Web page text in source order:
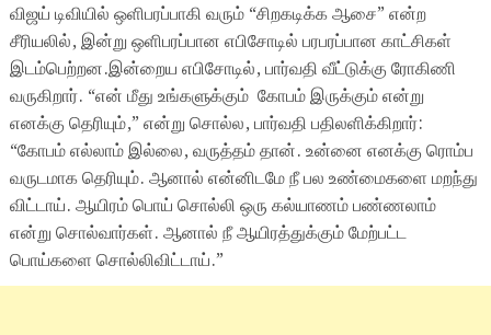
விஜய் டிவியில் ஒளிபரப்பாகி வரும் “சிறகடிக்க ஆசை” என்ற
சீரியலில், இன்று ஒளிபரப்பான எபிசோடில் பரபரப்பான காட்சிகள்
இடம்பெற்றன.இன்றைய எபிசோடில், பார்வதி வீட்டுக்கு ரோகிணி
வருகிறார். “என் மீது உங்களுக்கும் கோபம் இருக்கும் என்று
எனக்கு தெரியும்,” என்று சொல்ல, பார்வதி பதிலளிக்கிறார்:
“கோபம் எல்லாம் இல்லை, வருத்தம் தான். உன்னை எனக்கு ரொம்ப
வருடமாக தெரியும். ஆனால் என்னிடமே நீ பல உண்மைகளை மறந்து
விட்டாய். ஆயிரம் பொய் சொல்லி ஒரு கல்யாணம் பண்ணலாம்
என்று சொல்வார்கள். ஆனால் நீ ஆயிரத்துக்கும் மேற்பட்ட
பொய்களை சொல்லிவிட்டாய்.”